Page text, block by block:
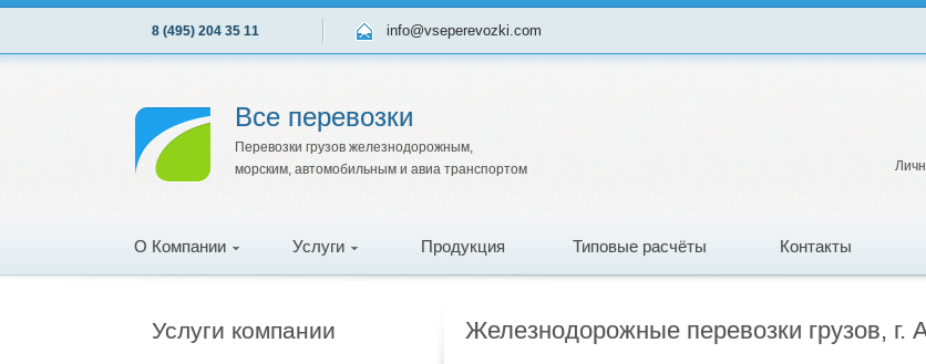
8 (495) 204 35 11 info@vseperevozki.com
Все перевозки
Перевозки грузов железнодорожным,
морским, автомобильным и авиа транспортом
О Компании Услуги Продукция Типовые расчёты Контакты
Услуги компании Железнодорожные перевозки грузов, г.